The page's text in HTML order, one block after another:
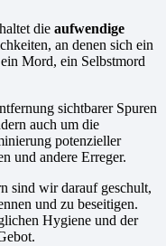
die aufwendige
an denen sich ein
Mord, ein Selbstmord
sichtbarer Spuren
auch um die
potenzieller
und andere Erreger.
sind wir darauf geschult,
und zu beseitigen.
Hygiene und der